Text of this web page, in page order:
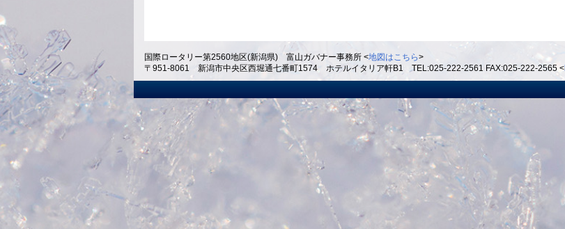
国際ロータリー第2560地区(新潟県) 富山ガバナー事務所 <地図はこちら>
〒951-8061 新潟市中央区西堀通七番町1574 ホテルイタリア軒B1 TEL:025-222-2561 FAX:025-222-2565 <